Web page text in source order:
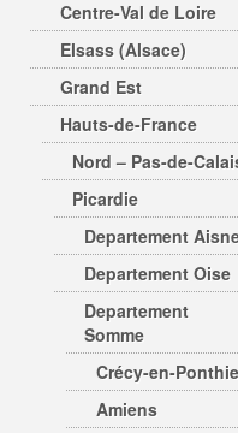
Centre-Val de Loire
Elsass (Alsace)
Grand Est
Hauts-de-France
Nord – Pas-de-
Picardie
Departement
Departement Oise
Departement
Somme
Crécy-en-
Amiens